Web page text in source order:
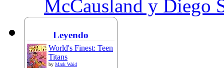
McCausland y Diego
Leyendo
World's Finest: Teen
Titans
by Mark Waid